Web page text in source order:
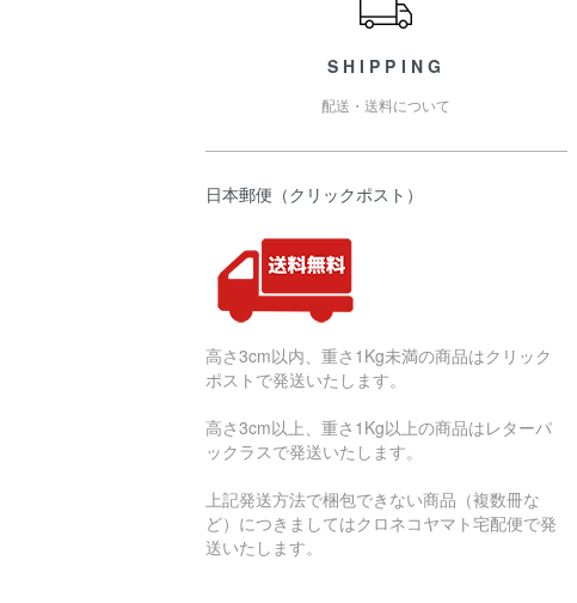
SHIPPING
配送・送料について
日本郵便（クリックポスト）
高さ3cm以内、重さ1Kg未満の商品はクリック
ポストで発送いたします。
高さ3cm以上、重さ1Kg以上の商品はレターパ
ックラスで発送いたします。
上記発送方法で梱包できない商品（複数冊な
ど）につきましてはクロネコヤマト宅配便で発
送いたします。